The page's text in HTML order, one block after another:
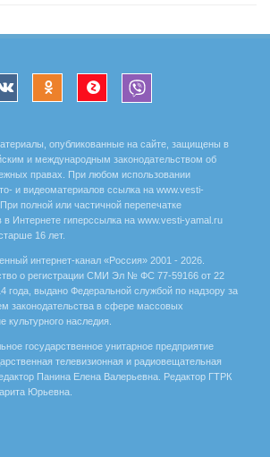
опубликованные на сайте, защищены в
и международным законодательством об
правах. При любом использовании
и видеоматериалов ссылка на www.vesti-
полной или частичной перепечатке
в Интернете гиперссылка на www.vesti-yamal.ru
16 лет.
интернет-канал «Россия» 2001 - 2026.
о регистрации СМИ Эл № ФС 77-59166 от 22
года, выдано Федеральной службой по надзору за
законодательства в сфере массовых
культурного наследия.
государственное унитарное предприятие
телевизионная и радиовещательная
Панина Елена Валерьевна. Редактор ГТРК
Юрьевна.